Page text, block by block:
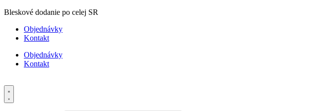
Preskočiť
obsah
Bleskové dodanie po celej SR
Objednávky
Kontakt
Objednávky
Kontakt